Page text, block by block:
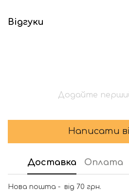
Відгуки
Додайте
Написати
Доставка Оплата
Нова пошта - від 70 грн.